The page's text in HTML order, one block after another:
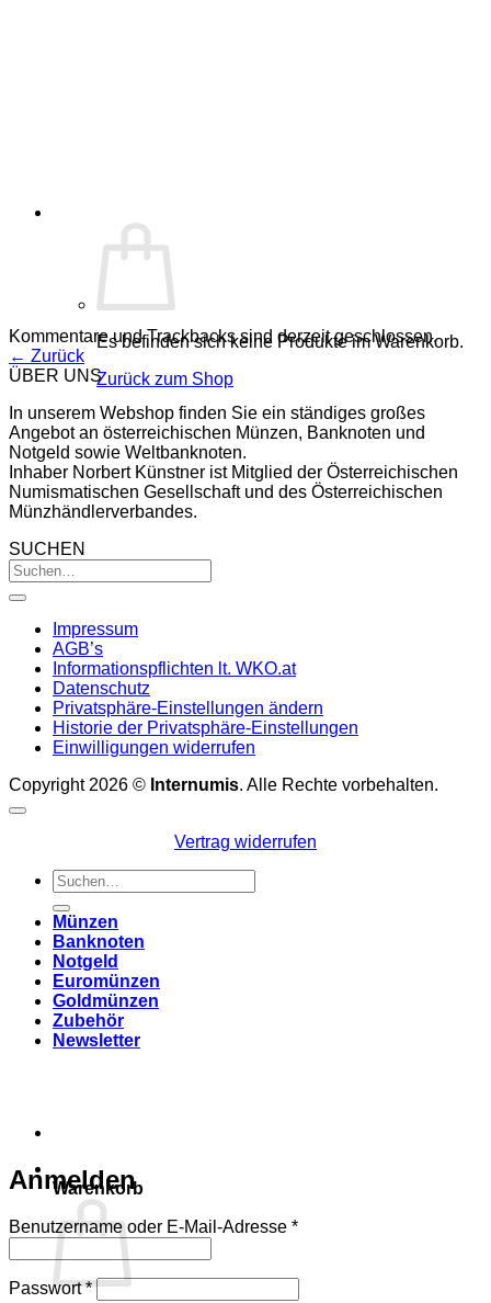
Es befinden sich keine Produkte im Warenkorb.
Zurück zum Shop
Warenkorb
Kommentare und Trackbacks sind derzeit geschlossen.
← Zurück
ÜBER UNS
In unserem Webshop finden Sie ein ständiges großes
Angebot an österreichischen Münzen, Banknoten und
Notgeld sowie Weltbanknoten.
Inhaber Norbert Künstner ist Mitglied der Österreichischen
Numismatischen Gesellschaft und des Österreichischen
Münzhändlerverbandes.
SUCHEN
Impressum
AGB’s
Informationspflichten lt. WKO.at
Datenschutz
Privatsphäre-Einstellungen ändern
Historie der Privatsphäre-Einstellungen
Einwilligungen widerrufen
Copyright 2026 © Internumis. Alle Rechte vorbehalten.
Vertrag widerrufen
Suchen
nach:
Münzen
Banknoten
Notgeld
Euromünzen
Goldmünzen
Zubehör
Newsletter
Anmelden
Benutzername oder E-Mail-Adresse *Erforderlich
Passwort*Erforderlich